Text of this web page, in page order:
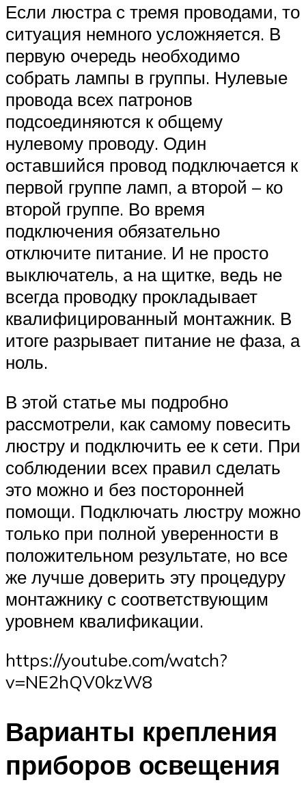
Если люстра с тремя проводами, то
ситуация немного усложняется. В
первую очередь необходимо
собрать лампы в группы. Нулевые
провода всех патронов
подсоединяются к общему
нулевому проводу. Один
оставшийся провод подключается к
первой группе ламп, а второй – ко
второй группе. Во время
подключения обязательно
отключите питание. И не просто
выключатель, а на щитке, ведь не
всегда проводку прокладывает
квалифицированный монтажник. В
итоге разрывает питание не фаза, а
ноль.
В этой статье мы подробно
рассмотрели, как самому повесить
люстру и подключить ее к сети. При
соблюдении всех правил сделать
это можно и без посторонней
помощи. Подключать люстру можно
только при полной уверенности в
положительном результате, но все
же лучше доверить эту процедуру
монтажнику с соответствующим
уровнем квалификации.
https://youtube.com/watch?
v=NE2hQV0kzW8
Варианты крепления
приборов освещения